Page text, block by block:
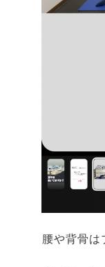
腰や背骨は